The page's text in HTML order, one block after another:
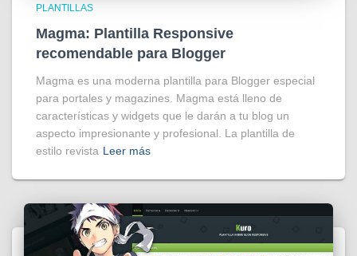
PLANTILLAS
Magma: Plantilla Responsive
recomendable para Blogger
Magma es una moderna plantilla para Blogger especial
para portales y magazines. Magma está lleno de
características y widgets que le darán a tu blog un
aspecto impresionante y profesional. La plantilla de
estilo revista Leer más